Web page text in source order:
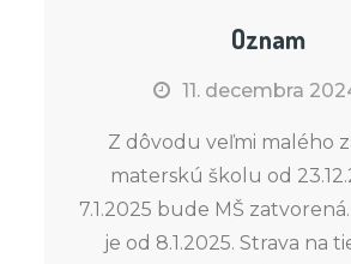
Oznam
11. decembra
Z dôvodu veľmi malého
materskú školu od
7.1.2025 bude MŠ
je od 8.1.2025. Strava na